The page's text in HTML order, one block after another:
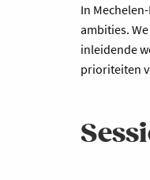
In
ambities.
inleidende
prioriteiten